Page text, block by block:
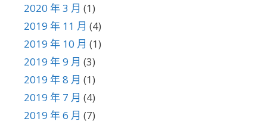
2020 年 3 月 (1)
2019 年 11 月 (4)
2019 年 10 月 (1)
2019 年 9 月 (3)
2019 年 8 月 (1)
2019 年 7 月 (4)
2019 年 6 月 (7)